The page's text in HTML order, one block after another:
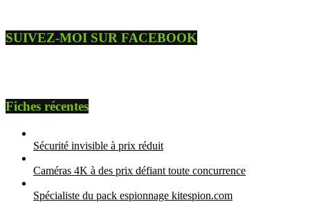
SUIVEZ-MOI SUR FACEBOOK
Fiches récentes
Sécurité invisible à prix réduit
Caméras 4K à des prix défiant toute concurrence
Spécialiste du pack espionnage kitespion.com